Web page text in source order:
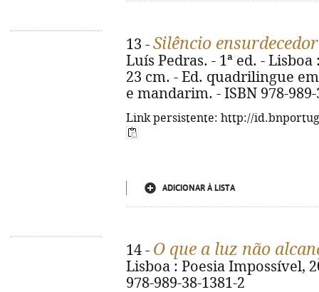
13 - Silêncio ensurdecedor
Luís Pedras. - 1ª ed. -
23 cm. - Ed. quadrilingue
e mandarim. - ISBN 978-989-
Link persistente: http://
ADICIONAR À LISTA
14 - O que a luz não
Lisboa : Poesia Impossível,
978-989-38-1381-2